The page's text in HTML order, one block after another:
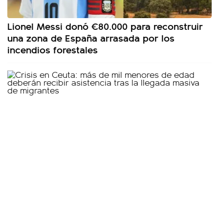
Lionel Messi donó €80.000 para reconstruir
una zona de España arrasada por los
incendios forestales